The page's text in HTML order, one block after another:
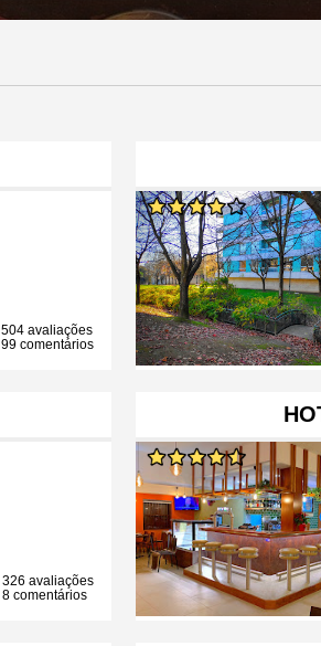
504 avaliações
99 comentários
326 avaliações
8 comentários